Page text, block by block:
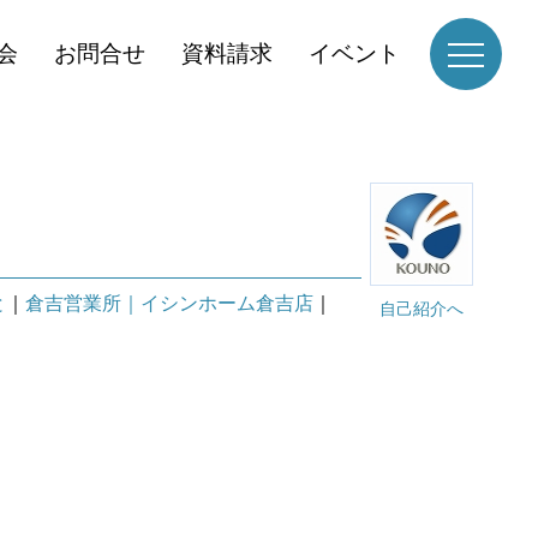
お問合せ 資料請求 イベント
自己紹介へ
倉吉営業所｜イシンホーム倉吉店